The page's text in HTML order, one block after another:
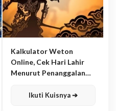
Kalkulator Weton
Online, Cek Hari Lahir
Menurut Penanggalan
Ikuti Kuisnya ➔